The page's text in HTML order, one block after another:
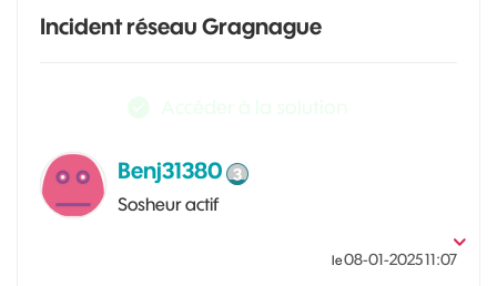
Incident réseau Gragnague
Benj31380
Sosheur actif
le‎08-01-202511:07